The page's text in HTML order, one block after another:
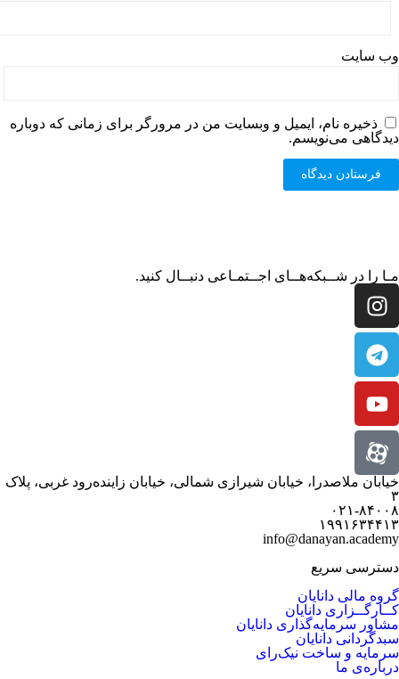
وب‌ سایت
ذخیره نام، ایمیل و وبسایت من در مرورگر برای زمانی که دوباره
دیدگاهی می‌نویسم.
مـا را در شــبکه‌هــای اجــتمـاعی دنبــال کنید.
خیابان ملاصدرا، خیابان شیرازی شمالی، خیابان زاینده‌رود غربی، پلاک
۳
۰۲۱-۸۴۰۰۸
۱۹۹۱۶۳۴۴۱۳
info@danayan.academy
دسترسی سریع
گروه مالی دانایان
کــارگــزاری دانایان
مشاور سرمایه‌گذاری دانایان
سبدگردانی دانایان
سرمایه و ساخت نیک‌رای
درباره‌ی ما